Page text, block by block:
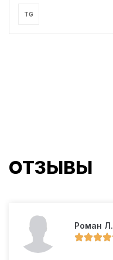
TG
ОТЗЫВЫ
Роман Л.